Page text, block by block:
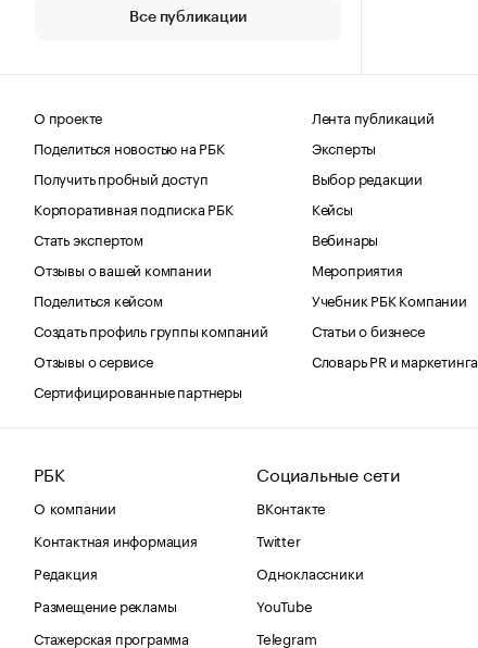
Все публикации
О проекте
Поделиться новостью на РБК
Получить пробный доступ
Корпоративная подписка РБК
Стать экспертом
Отзывы о вашей компании
Поделиться кейсом
Создать профиль группы компаний
Отзывы о сервисе
Сертифицированные партнеры
Лента публикаций
Эксперты
Выбор редакции
Кейсы
Вебинары
Мероприятия
Учебник РБК Компании
Статьи о бизнесе
Словарь PR и маркетинга
РБК
О компании
Контактная информация
Редакция
Размещение рекламы
Стажерская программа
Социальные сети
ВКонтакте
Twitter
Одноклассники
YouTube
Telegram